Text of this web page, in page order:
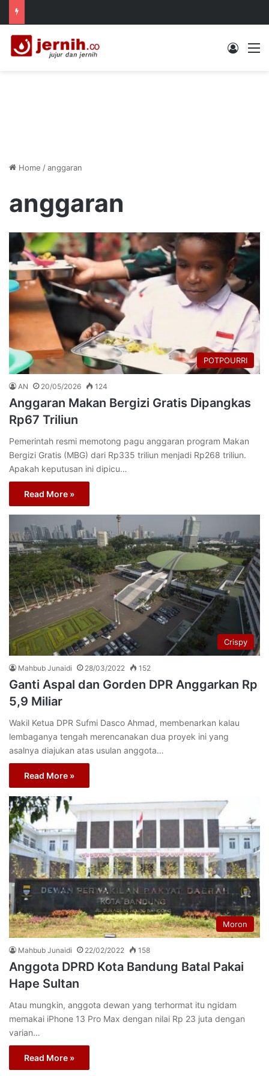
Log In
Home /anggaran
anggaran
POTPOURRI
AN 20/05/2026 124
Anggaran Makan Bergizi Gratis Dipangkas
Rp67 Triliun
Pemerintah resmi memotong pagu anggaran program Makan
Bergizi Gratis (MBG) dari Rp335 triliun menjadi Rp268 triliun.
Apakah keputusan ini dipicu…
Read More »
Crispy
Mahbub Junaidi 28/03/2022 152
Ganti Aspal dan Gorden DPR Anggarkan Rp
5,9 Miliar
Wakil Ketua DPR Sufmi Dasco Ahmad, membenarkan kalau
lembaganya tengah merencanakan dua proyek ini yang
asalnya diajukan atas usulan anggota…
Read More »
Moron
Mahbub Junaidi 22/02/2022 158
Anggota DPRD Kota Bandung Batal Pakai
Hape Sultan
Atau mungkin, anggota dewan yang terhormat itu ngidam
memakai iPhone 13 Pro Max dengan nilai Rp 23 juta dengan
varian…
Read More »